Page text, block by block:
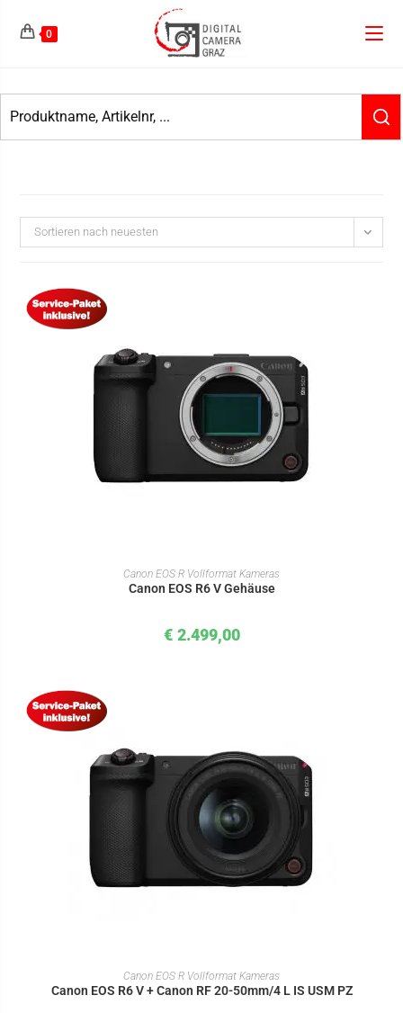
0
Sortieren nach neuesten
IN DEN WARENKORB
Canon EOS R Vollformat Kameras
Canon EOS R6 V Gehäuse
€ 2.499,00
IN DEN WARENKORB
Canon EOS R Vollformat Kameras
Canon EOS R6 V + Canon RF 20-50mm/4 L IS USM PZ